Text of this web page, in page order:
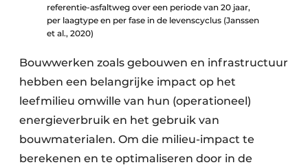
referentie-asfaltweg over een periode van 20 jaar,
per laagtype en per fase in de levenscyclus (Janssen
et al., 2020)
Bouwwerken zoals gebouwen en infrastructuur
hebben een belangrijke impact op het
leefmilieu omwille van hun (operationeel)
energieverbruik en het gebruik van
bouwmaterialen. Om die milieu-impact te
berekenen en te optimaliseren door in de